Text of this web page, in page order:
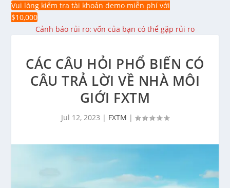
Vui lòng kiểm tra tài khoản demo miễn phí với
$10,000
Cảnh báo rủi ro: vốn của bạn có thể gặp rủi ro
CÁC CÂU HỎI PHỔ BIẾN CÓ
CÂU TRẢ LỜI VỀ NHÀ MÔI
GIỚI FXTM
Jul 12, 2023 | FXTM |